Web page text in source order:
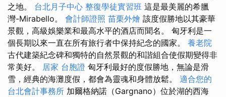
之地。 台北月子中心 整復學徒實習班 這是最美麗的希臘
灣-Mirabello。 會計師證照 苗栗外燴 該度假勝地以其豪華
景觀，高級娛樂業和最高水平的酒店而聞名。 匈牙利是一
個長期以來一直在所有旅行者中保持紀念的國家。 養老院
古代建築紀念碑和獨特的自然景觀的和諧組合使假期變得非
常美好。 居家 台胞證 匈牙利最好的度假勝地，無論是滑
雪，經典的海灘度假，都會為靈魂和身體放鬆。 適合您的
台北會計事務所 加爾格納諾（Gargnano）位於湖的西海